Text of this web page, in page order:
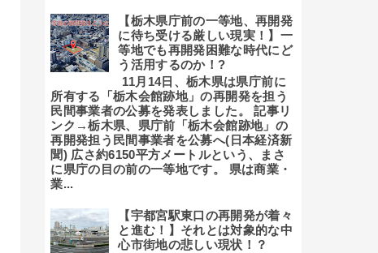
【栃木県庁前の一等地、再開発
に待ち受ける厳しい現実！】一
等地でも再開発困難な時代にど
う活用するのか！?
11月14日、栃木県は県庁前に
所有する「栃木会館跡地」の再開発を担う
民間事業者の公募を発表しました。 記事リ
ンク→栃木県、県庁前「栃木会館跡地」の
再開発担う民間事業者を公募へ(日本経済新
聞) 広さ約6150平方メートルという、まさ
に県庁の目の前の一等地です。 県は商業・
業...
【宇都宮駅東口の再開発が着々
と進む！】それとは対象的な中
心市街地の悲しい現状！？